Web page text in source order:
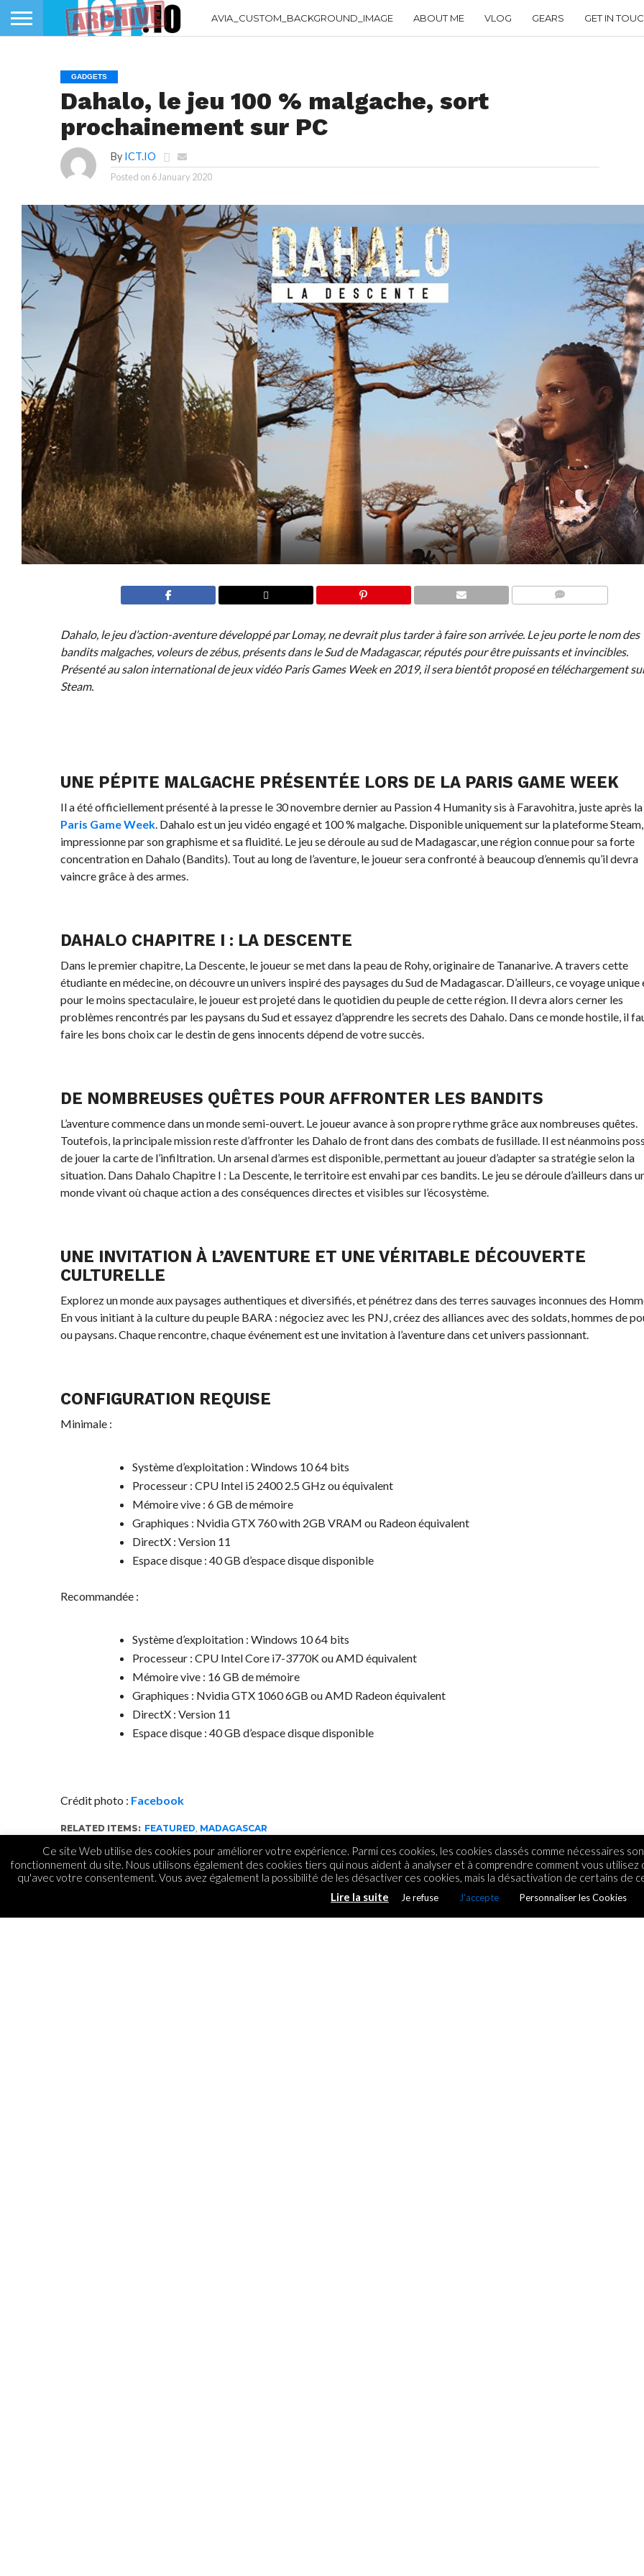
AVIA_CUSTOM_BACKGROUND_IMAGE ABOUT ME VLOG GEARS GET IN
GADGETS
Dahalo, le jeu 100 % malgache, sort
prochainement sur PC
By ICT.IO
Posted on 6 January 2020
Dahalo, le jeu d’action-aventure développé par Lomay, ne devrait plus tarder à faire son arrivée. Le jeu porte le nom des
bandits malgaches, voleurs de zébus, présents dans le Sud de Madagascar, réputés pour être puissants et invincibles.
Présenté au salon international de jeux vidéo Paris Games Week en 2019, il sera bientôt proposé en téléchargement
Steam.
UNE PÉPITE MALGACHE PRÉSENTÉE LORS DE LA PARIS GAME WEEK
Il a été officiellement présenté à la presse le 30 novembre dernier au Passion 4 Humanity sis à Faravohitra, juste après la
Paris Game Week. Dahalo est un jeu vidéo engagé et 100 % malgache. Disponible uniquement sur la plateforme
impressionne par son graphisme et sa fluidité. Le jeu se déroule au sud de Madagascar, une région connue pour sa forte
concentration en Dahalo (Bandits). Tout au long de l’aventure, le joueur sera confronté à beaucoup d’ennemis qu’il devra
vaincre grâce à des armes.
DAHALO CHAPITRE I : LA DESCENTE
Dans le premier chapitre, La Descente, le joueur se met dans la peau de Rohy, originaire de Tananarive. A travers cette
étudiante en médecine, on découvre un univers inspiré des paysages du Sud de Madagascar. D’ailleurs, ce voyage unique
pour le moins spectaculaire, le joueur est projeté dans le quotidien du peuple de cette région. Il devra alors cerner les
problèmes rencontrés par les paysans du Sud et essayez d’apprendre les secrets des Dahalo. Dans ce monde hostile, il
faire les bons choix car le destin de gens innocents dépend de votre succès.
DE NOMBREUSES QUÊTES POUR AFFRONTER LES BANDITS
L’aventure commence dans un monde semi-ouvert. Le joueur avance à son propre rythme grâce aux nombreuses quêtes.
Toutefois, la principale mission reste d’affronter les Dahalo de front dans des combats de fusillade. Il est néanmoins
de jouer la carte de l’infiltration. Un arsenal d’armes est disponible, permettant au joueur d’adapter sa stratégie selon la
situation. Dans Dahalo Chapitre I : La Descente, le territoire est envahi par ces bandits. Le jeu se déroule d’ailleurs dans
monde vivant où chaque action a des conséquences directes et visibles sur l’écosystème.
UNE INVITATION À L’AVENTURE ET UNE VÉRITABLE DÉCOUVERTE
CULTURELLE
Explorez un monde aux paysages authentiques et diversifiés, et pénétrez dans des terres sauvages inconnues des
En vous initiant à la culture du peuple BARA : négociez avec les PNJ, créez des alliances avec des soldats, hommes de
ou paysans. Chaque rencontre, chaque événement est une invitation à l’aventure dans cet univers passionnant.
CONFIGURATION REQUISE
Minimale :
Système d’exploitation : Windows 10 64 bits
Processeur : CPU Intel i5 2400 2.5 GHz ou équivalent
Mémoire vive : 6 GB de mémoire
Graphiques : Nvidia GTX 760 with 2GB VRAM ou Radeon équivalent
DirectX : Version 11
Espace disque : 40 GB d’espace disque disponible
Recommandée :
Système d’exploitation : Windows 10 64 bits
Processeur : CPU Intel Core i7-3770K ou AMD équivalent
Mémoire vive : 16 GB de mémoire
Graphiques : Nvidia GTX 1060 6GB ou AMD Radeon équivalent
DirectX : Version 11
Espace disque : 40 GB d’espace disque disponible
Crédit photo : Facebook
RELATED ITEMS: FEATURED, MADAGASCAR
Ce site Web utilise des cookies pour améliorer votre expérience. Parmi ces cookies, les cookies classés comme nécessaires
fonctionnement du site. Nous utilisons également des cookies tiers qui nous aident à analyser et à comprendre comment vous
qu'avec votre consentement. Vous avez également la possibilité de les désactiver ces cookies, mais la désactivation de certains
Lire la suite
Je refuse J'accepte Personnaliser les Cookies